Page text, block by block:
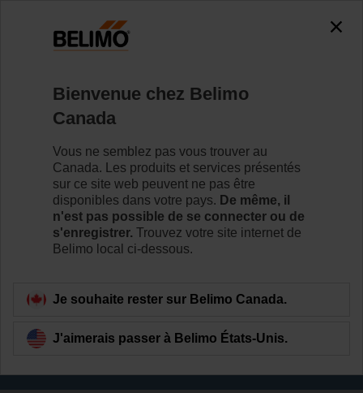
accessing the absolute URL
"https://www.belimo.com/ca/fr_CA/~mgnlArea=cookies~".
https://www.belimo.com/ca/fr_CA/~mgnlArea=cookies~
Robinets à papillon
Les robinets à papillon sont offerts dans de nombreuses
dimensions de manière à satisfaire les exigences des
installations de CVCA des immeubles à usage
commercial et institutionnel qui nécessitent un taux de
En savoir plus
Bienvenue chez Belimo
Canada
Vous ne semblez pas vous trouver au
Canada. Les produits et services présentés
sur ce site web peuvent ne pas être
disponibles dans votre pays. De même, il
n'est pas possible de se connecter ou de
s'enregistrer. Trouvez votre site internet de
Belimo local ci-dessous.
Je souhaite rester sur Belimo Canada.
J'aimerais passer à Belimo États-Unis.